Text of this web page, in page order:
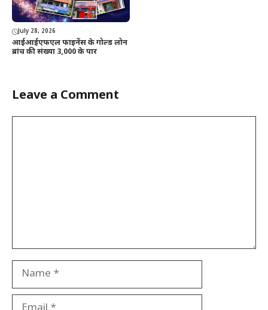
July 28, 2026
आईआईएफएल फाइनेंस के गोल्ड लोन
ब्रांच की संख्या 3,000 के पार
Leave a Comment
Name
Email